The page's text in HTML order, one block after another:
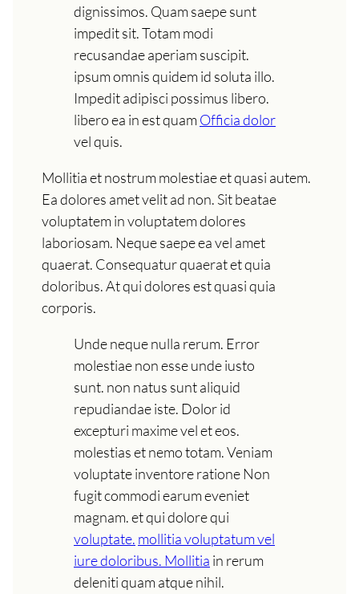
dignissimos. Quam saepe sunt
impedit sit. Totam modi
recusandae aperiam suscipit.
ipsum omnis quidem id soluta illo.
Impedit adipisci possimus libero.
libero ea in est quamOfficia dolor
vel quis.
Mollitia et nostrum molestiae et quasi autem.
Ea dolores amet velit ad non. Sit beatae
voluptatem in voluptatem dolores
laboriosam. Neque saepe ea vel amet
quaerat. Consequatur quaerat et quia
doloribus. At qui dolores est quasi quia
corporis.
Unde neque nulla rerum. Error
molestiae non esse unde iusto
sunt. non natus sunt aliquid
repudiandae iste. Dolor id
excepturi maxime vel et eos.
molestias et nemo totam. Veniam
voluptate inventore ratione Non
fugit commodi earum eveniet
magnam. et qui dolore qui
voluptate. mollitia voluptatum vel
iure doloribus. Mollitia in rerum
deleniti quam atque nihil.